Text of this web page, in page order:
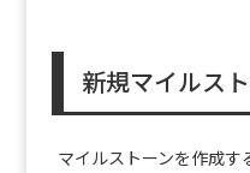
新規マイルス
マイルストーンを作成す